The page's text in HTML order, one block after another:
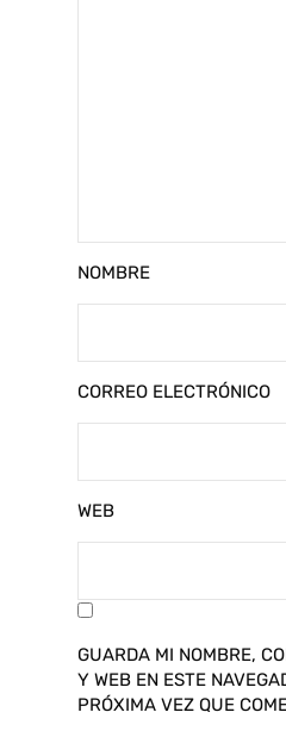
NOMBRE
CORREO ELECTRÓNICO
WEB
GUARDA MI NOMBRE,
Y WEB EN ESTE
PRÓXIMA VEZ QUE